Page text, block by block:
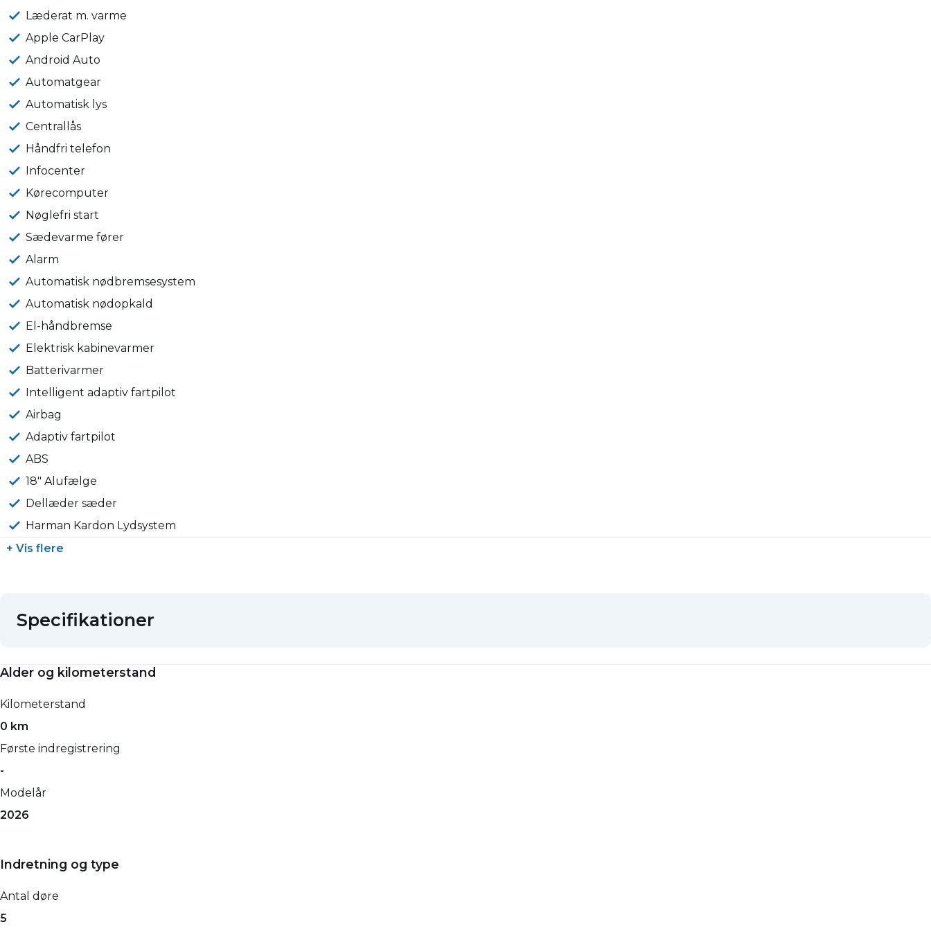
Læderat m. varme
Apple CarPlay
Android Auto
Automatgear
Automatisk lys
Centrallås
Håndfri telefon
Infocenter
Kørecomputer
Nøglefri start
Sædevarme fører
Alarm
Automatisk nødbremsesystem
Automatisk nødopkald
El-håndbremse
Elektrisk kabinevarmer
Batterivarmer
Intelligent adaptiv fartpilot
Airbag
Adaptiv fartpilot
ABS
18" Alufælge
Dellæder sæder
Harman Kardon Lydsystem
+ Vis flere
Specifikationer
Alder og kilometerstand
Kilometerstand
0 km
Første indregistrering
-
Modelår
2026
Indretning og type
Antal døre
5